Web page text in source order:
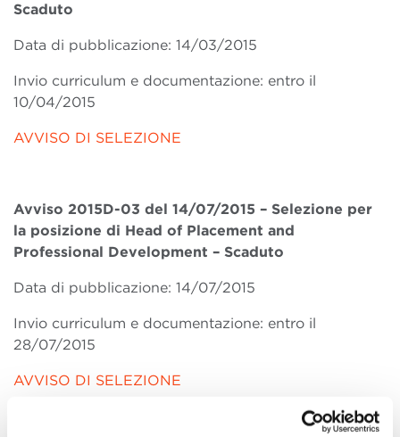
Scaduto
Data di pubblicazione: 14/03/2015
Invio curriculum e documentazione: entro il
10/04/2015
AVVISO DI SELEZIONE
Avviso 2015D-03 del 14/07/2015 – Selezione per
la posizione di Head of Placement and
Professional Development – Scaduto
Data di pubblicazione: 14/07/2015
Invio curriculum e documentazione: entro il
28/07/2015
AVVISO DI SELEZIONE